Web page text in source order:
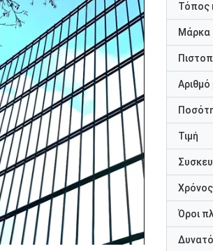
Τόπος
Μάρκα
Τιμή
Όροι